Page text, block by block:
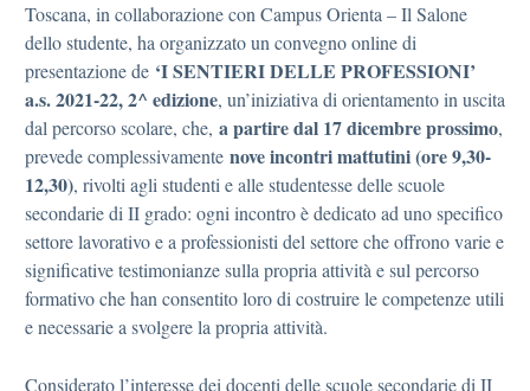
Toscana, in collaborazione con Campus Orienta – Il Salone
dello studente, ha organizzato un convegno online di
presentazione de ‘I SENTIERI DELLE PROFESSIONI’
a.s. 2021-22, 2^ edizione, un’iniziativa di orientamento in uscita
dal percorso scolare, che, a partire dal 17 dicembre prossimo,
prevede complessivamente nove incontri mattutini (ore 9,30-
12,30), rivolti agli studenti e alle studentesse delle scuole
secondarie di II grado: ogni incontro è dedicato ad uno specifico
settore lavorativo e a professionisti del settore che offrono varie e
significative testimonianze sulla propria attività e sul percorso
formativo che han consentito loro di costruire le competenze utili
e necessarie a svolgere la propria attività.
Considerato l’interesse dei docenti delle scuole secondarie di II